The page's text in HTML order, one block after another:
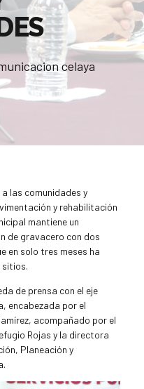
celaya
las comunidades y
y rehabilitación
mantiene un
de gravacero con dos
en solo tres meses ha
sitios.
de prensa con el eje
encabezada por el
acompañado por el
Rojas y la directora
Planeación y